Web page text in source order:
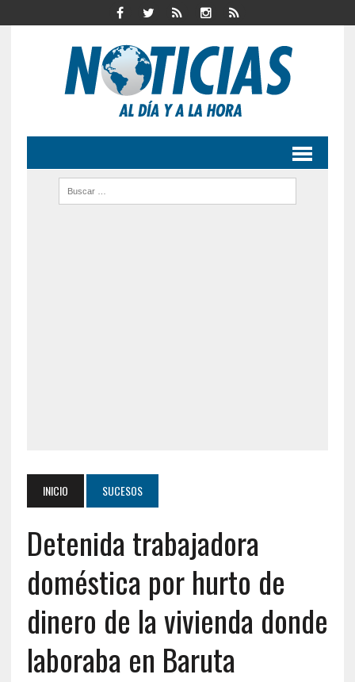
INICIO SUCESOS
Detenida trabajadora
doméstica por hurto de
dinero de la vivienda donde
laboraba en Baruta